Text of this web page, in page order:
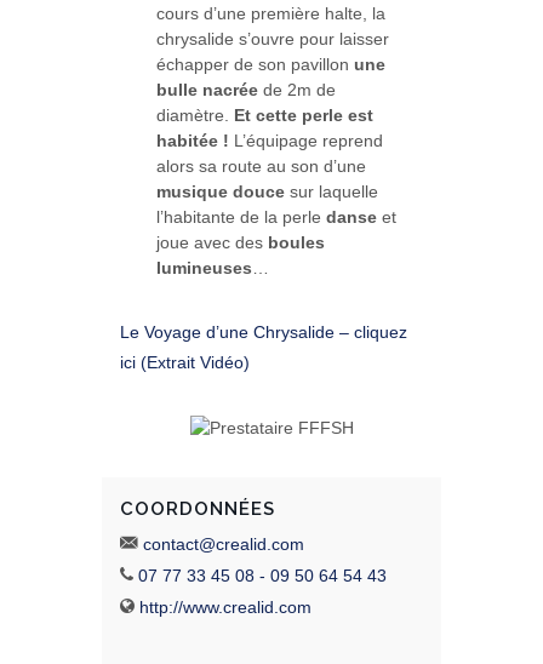
cours d’une première halte, la
chrysalide s’ouvre pour laisser
échapper de son pavillon une
bulle nacrée de 2m de
diamètre. Et cette perle est
habitée ! L’équipage reprend
alors sa route au son d’une
musique douce sur laquelle
l’habitante de la perle danse et
joue avec des boules
lumineuses
Le Voyage d’une Chrysalide – cliquez
ici (Extrait Vidéo)
COORDONNÉES
contact@crealid.com
07 77 33 45 08 - 09 50 64 54 43
http://www.crealid.com